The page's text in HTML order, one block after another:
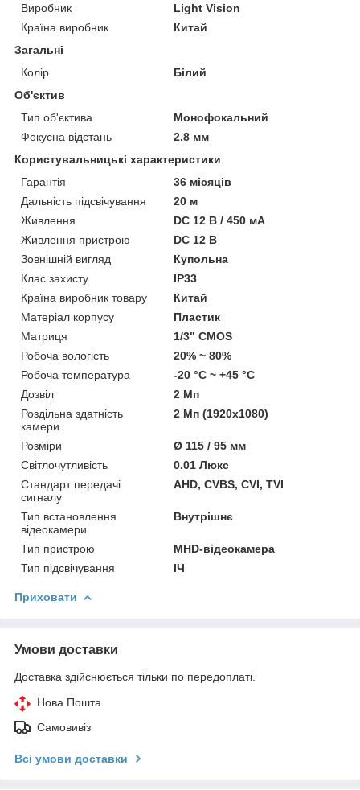
Виробник
Light Vision
Країна виробник
Китай
Загальні
Колір
Білий
Об'єктив
Тип об'єктива
Монофокальний
Фокусна відстань
2.8 мм
Користувальницькі характеристики
Гарантія
36 місяців
Дальність підсвічування
20 м
Живлення
DC 12 В / 450 мА
Живлення пристрою
DC 12 В
Зовнішній вигляд
Купольна
Клас захисту
IP33
Країна виробник товару
Китай
Матеріал корпусу
Пластик
Матриця
1/3" CMOS
Робоча вологість
20% ~ 80%
Робоча температура
-20 °C ~ +45 °C
Дозвіл
2 Мп
Роздільна здатність
камери
2 Мп (1920x1080)
Розміри
Ø 115 / 95 мм
Світлочутливість
0.01 Люкс
Стандарт передачі
сигналу
AHD, CVBS, CVI, TVI
Тип встановлення
відеокамери
Внутрішнє
Тип пристрою
MHD-відеокамера
Тип підсвічування
ІЧ
Приховати
Умови доставки
Доставка здійснюється тільки по передоплаті.
Нова Пошта
Самовивіз
Всі умови доставки